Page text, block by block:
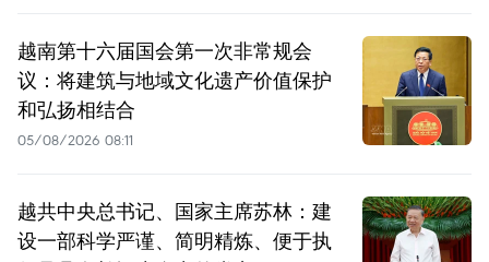
越南第十六届国会第一次非常规会
议：将建筑与地域文化遗产价值保护
和弘扬相结合
05/08/2026 08:11
越共中央总书记、国家主席苏林：建
设一部科学严谨、简明精炼、便于执